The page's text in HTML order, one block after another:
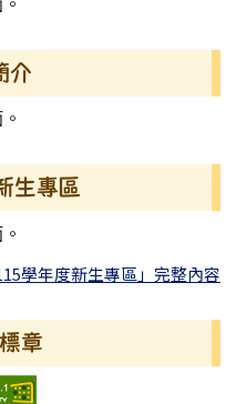
介
生專區
學年度新生專區」完整內容
章